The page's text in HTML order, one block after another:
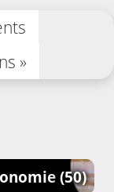
(50)